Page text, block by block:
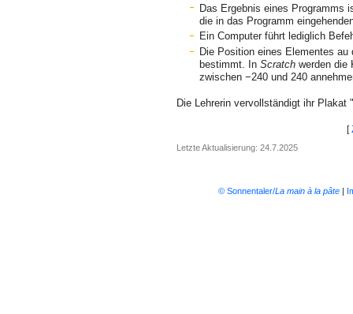
Das Ergebnis eines Programms
die in das Programm
Ein Computer führt lediglich
Die Position eines Elementes
bestimmt. InScratch werden die
zwischen −240 und 240
Die Lehrerin vervollständigt ihr
[
Letzte Aktualisierung: 24.7.2025
© Sonnentaler/La main à la pâte|